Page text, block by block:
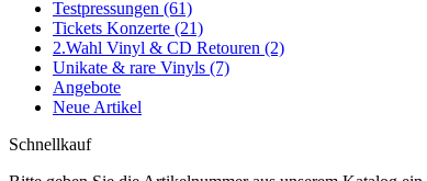
Testpressungen (61)
Tickets Konzerte (21)
2.Wahl Vinyl & CD Retouren (2)
Unikate & rare Vinyls (7)
Angebote
Neue Artikel
Schnellkauf